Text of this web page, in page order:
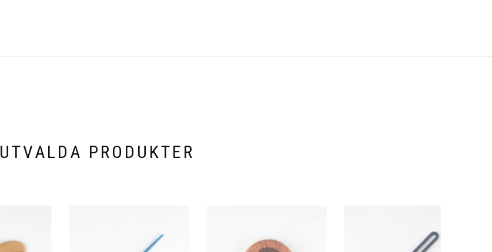
UTVALDA PRODUKTER